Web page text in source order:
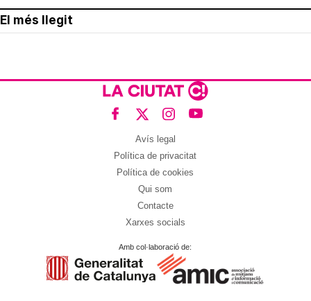
El més llegit
Avís legal
Política de privacitat
Política de cookies
Qui som
Contacte
Xarxes socials
Amb col·laboració de: